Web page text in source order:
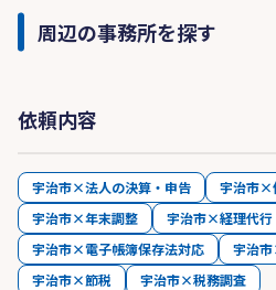
周辺の事務所を探す
依頼内容
宇治市×法人の決算・申告
宇治市×
宇治市×年末調整
宇治市×経理代行
宇治市×電子帳簿保存法対応
宇治
宇治市×節税
宇治市×税務調査